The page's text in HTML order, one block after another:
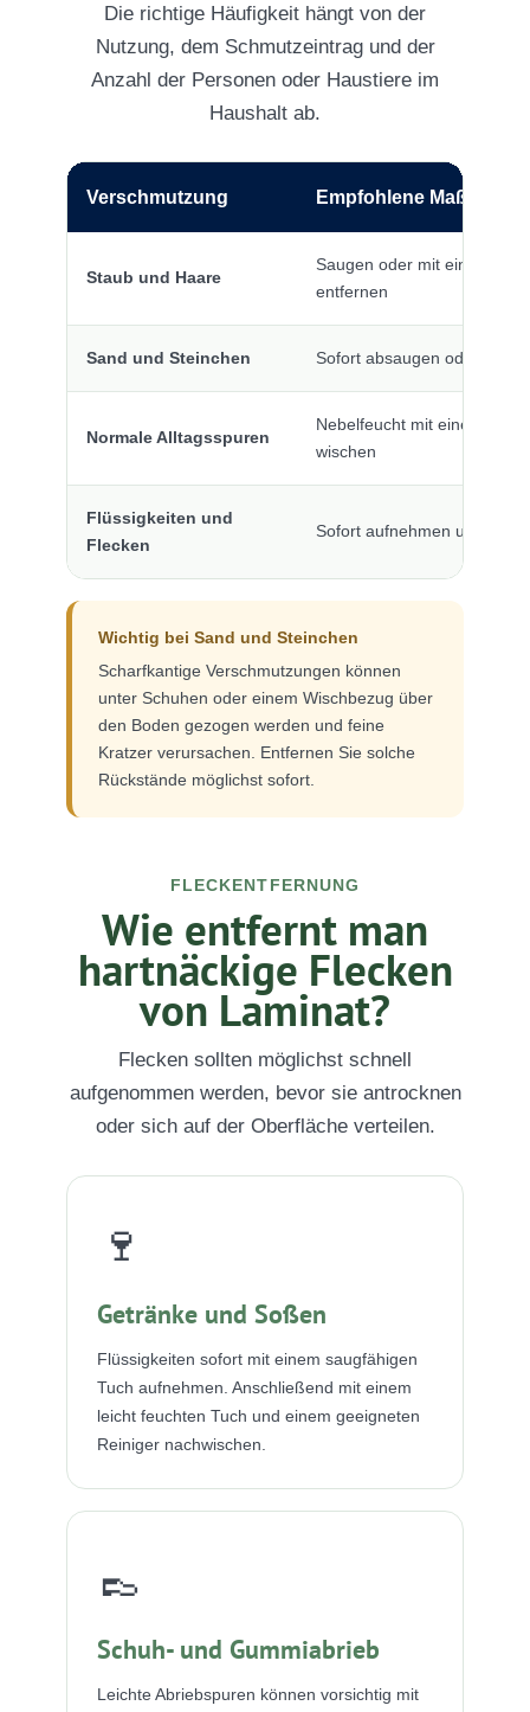
Die richtige Häufigkeit hängt von der
Nutzung, dem Schmutzeintrag und der
Anzahl der Personen oder Haustiere im
Haushalt ab.
Verschmutzung Empfohlene Maßnahme
Staub und Haare
Saugen oder mit einem
entfernen
Sand und Steinchen Sofort absaugen oder
Normale Alltagsspuren
Nebelfeucht mit einem
wischen
Flüssigkeiten und
Flecken
Sofort aufnehmen und
Wichtig bei Sand und Steinchen
Scharfkantige Verschmutzungen können
unter Schuhen oder einem Wischbezug über
den Boden gezogen werden und feine
Kratzer verursachen. Entfernen Sie solche
Rückstände möglichst sofort.
FLECKENTFERNUNG
Wie entfernt man
hartnäckige Flecken
von Laminat?
Flecken sollten möglichst schnell
aufgenommen werden, bevor sie antrocknen
oder sich auf der Oberfläche verteilen.
🍷
Getränke und Soßen
Flüssigkeiten sofort mit einem saugfähigen
Tuch aufnehmen. Anschließend mit einem
leicht feuchten Tuch und einem geeigneten
Reiniger nachwischen.
👞
Schuh- und Gummiabrieb
Leichte Abriebspuren können vorsichtig mit